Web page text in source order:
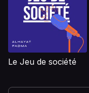
Le Jeu de société